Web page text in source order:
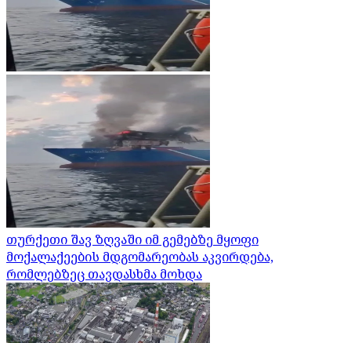
თურქეთი შავ ზღვაში იმ გემებზე მყოფი
მოქალაქეების მდგომარეობას აკვირდება,
რომლებზეც თავდასხმა მოხდა